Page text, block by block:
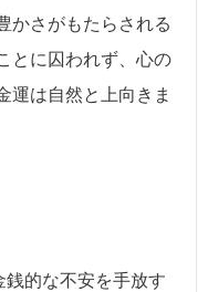
かさがもたらされる
とに囚われず、心の
運は自然と上向きま
的な不安を手放す